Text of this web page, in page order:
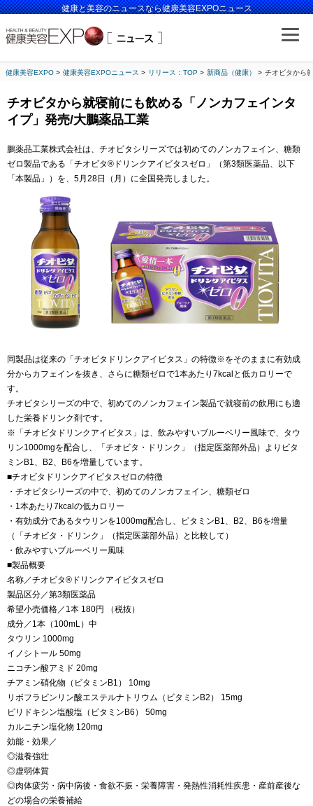
健康と美容のニュースなら健康美容EXPOニュース
健康美容EXPO 健康美容EXPOニュース リリース：TOP 新商品（健康） チオビタから
チオビタから就寝前にも飲める「ノンカフェインタ
イプ」発売/大鵬薬品工業
鵬薬品工業株式会社は、チオビタシリーズでは初めてのノンカフェイン、糖類
ゼロ製品である「チオビタ®ドリンクアイビタスゼロ」（第3類医薬品、以下
「本製品」）を、5月28日（月）に全国発売しました。
同製品は従来の「チオビタドリンクアイビタス」の特徴※をそのままに有効成
分からカフェインを抜き、さらに糖類ゼロで1本あたり7kcalと低カロリーで
す。
チオビタシリーズの中で、初めてのノンカフェイン製品で就寝前の飲用にも適
した栄養ドリンク剤です。
※「チオビタドリンクアイビタス」は、飲みやすいブルーベリー風味で、タウ
リン1000mgを配合し、「チオビタ・ドリンク」（指定医薬部外品）よりビタ
ミンB1、B2、B6を増量しています。
■チオビタドリンクアイビタスゼロの特徴
・チオビタシリーズの中で、初めてのノンカフェイン、糖類ゼロ
・1本あたり7kcalの低カロリー
・有効成分であるタウリンを1000mg配合し、ビタミンB1、B2、B6を増量
（「チオビタ・ドリンク」（指定医薬部外品）と比較して）
・飲みやすいブルーベリー風味
■製品概要
名称／チオビタ®ドリンクアイビタスゼロ
製品区分／第3類医薬品
希望小売価格／1本 180円 （税抜）
成分／1本（100mL）中
タウリン 1000mg
イノシトール 50mg
ニコチン酸アミド 20mg
チアミン硝化物（ビタミンB1） 10mg
リボフラビンリン酸エステルナトリウム（ビタミンB2） 15mg
ピリドキシン塩酸塩（ビタミンB6） 50mg
カルニチン塩化物 120mg
効能・効果／
◎滋養強壮
◎虚弱体質
◎肉体疲労・病中病後・食欲不振・栄養障害・発熱性消耗性疾患・産前産後な
どの場合の栄養補給